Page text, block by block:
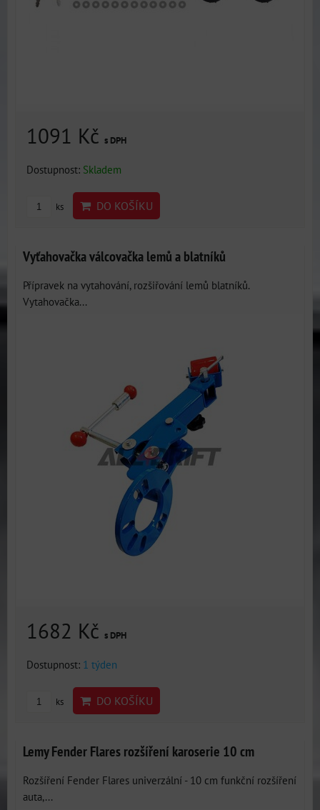
1091 Kč s DPH
Dostupnost: Skladem
ks DO KOŠÍKU
Vyťahovačka válcovačka lemů a blatníků
Přípravek na vytahování, rozšiřování lemů blatníků.
Vytahovačka...
1682 Kč s DPH
Dostupnost: 1 týden
ks DO KOŠÍKU
Lemy Fender Flares rozšíření karoserie 10 cm
Rozšíření Fender Flares univerzální - 10 cm funkční rozšíření
auta,...